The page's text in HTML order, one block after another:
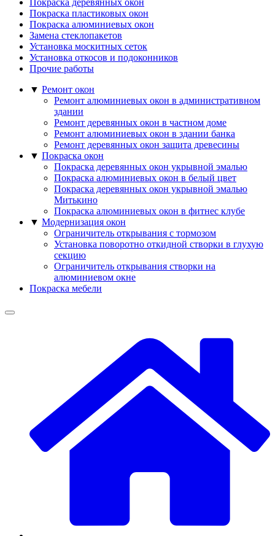
Покраска деревянных окон
Покраска пластиковых окон
Покраска алюминиевых окон
Замена стеклопакетов
Установка москитных сеток
Установка откосов и подоконников
Прочие работы
▼ Ремонт окон
Ремонт алюминиевых окон в административном
здании
Ремонт деревянных окон в частном доме
Ремонт алюминиевых окон в здании банка
Ремонт деревянных окон защита древесины
▼ Покраска окон
Покраска деревянных окон укрывной эмалью
Покраска алюминиевых окон в белый цвет
Покраска деревянных окон укрывной эмалью
Митькино
Покраска алюминиевых окон в фитнес клубе
▼ Модернизация окон
Ограничитель открывания с тормозом
Установка поворотно откидной створки в глухую
секцию
Ограничитель открывания створки на
алюминиевом окне
Покраска мебели